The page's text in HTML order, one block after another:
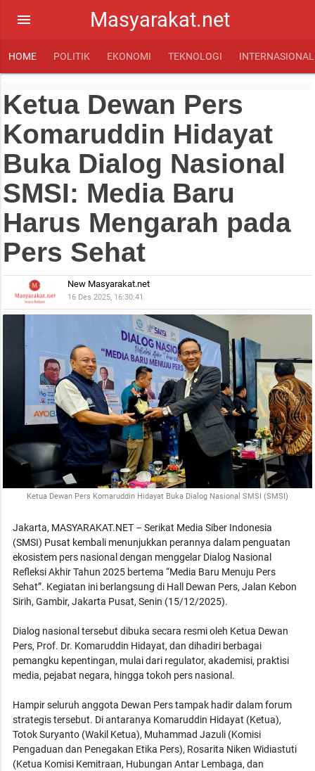
Masyarakat.net
menu
HOME POLITIK EKONOMI TEKNOLOGI INTERNASIONAL
Ketua Dewan Pers
Komaruddin Hidayat
Buka Dialog Nasional
SMSI: Media Baru
Harus Mengarah pada
Pers Sehat
New Masyarakat.net
16 Des 2025, 16:30:41
Ketua Dewan Pers Komaruddin Hidayat Buka Dialog Nasional SMSI (SMSI)
Jakarta, MASYARAKAT.NET – Serikat Media Siber Indonesia
(SMSI) Pusat kembali menunjukkan perannya dalam penguatan
ekosistem pers nasional dengan menggelar Dialog Nasional
Refleksi Akhir Tahun 2025 bertema “Media Baru Menuju Pers
Sehat”. Kegiatan ini berlangsung di Hall Dewan Pers, Jalan Kebon
Sirih, Gambir, Jakarta Pusat, Senin (15/12/2025).
Dialog nasional tersebut dibuka secara resmi oleh Ketua Dewan
Pers, Prof. Dr. Komaruddin Hidayat, dan dihadiri berbagai
pemangku kepentingan, mulai dari regulator, akademisi, praktisi
media, pejabat negara, hingga tokoh pers nasional.
Hampir seluruh anggota Dewan Pers tampak hadir dalam forum
strategis tersebut. Di antaranya Komaruddin Hidayat (Ketua),
Totok Suryanto (Wakil Ketua), Muhammad Jazuli (Komisi
Pengaduan dan Penegakan Etika Pers), Rosarita Niken Widiastuti
(Ketua Komisi Kemitraan, Hubungan Antar Lembaga, dan